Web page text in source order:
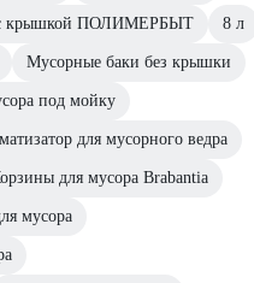
с крышкой ПОЛИМЕРБЫТ 8 л
Мусорные баки без крышки
под мойку
для мусорного ведра
для мусора Brabantia
мусора